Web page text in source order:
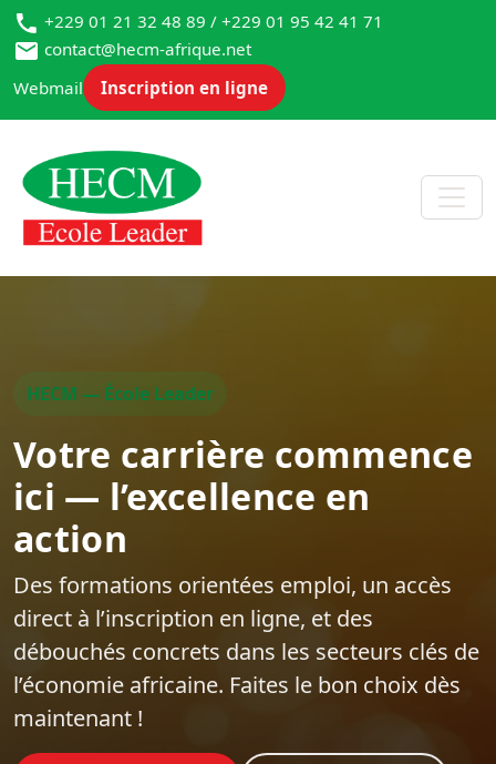
+229 01 21 32 48 89 / +229 01 95 42 41 71
contact@hecm-afrique.net
Webmail
Inscription en ligne
HECM — École Leader
Votre carrière commence
ici — l’excellence en
action
Des formations orientées emploi‍, un accès
direct à l’inscription en ligne, et des
débouchés concrets dans les secteurs clés de
l’économie africaine. Faites le bon choix dès
maintenant !